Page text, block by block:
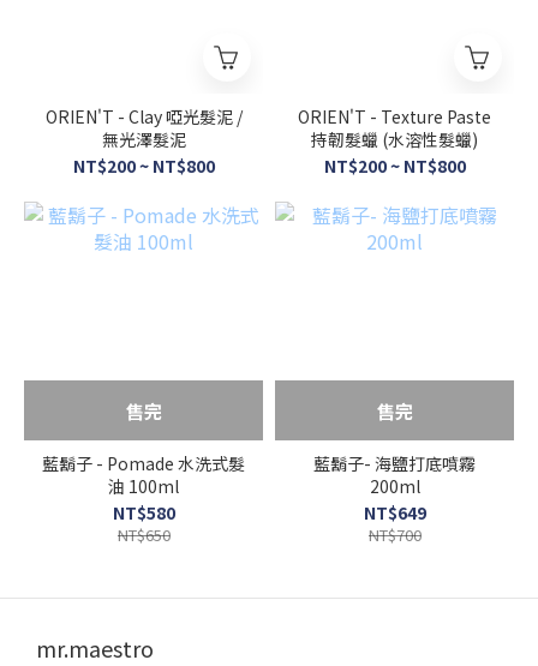
ORIEN'T - Clay 啞光髮泥 /
無光澤髮泥
NT$200 ~ NT$800
ORIEN'T - Texture Paste
持韌髮蠟 (水溶性髮蠟)
NT$200 ~ NT$800
售完
藍鬍子 - Pomade 水洗式髮
油 100ml
NT$580
NT$650
售完
藍鬍子- 海鹽打底噴霧
200ml
NT$649
NT$700
mr.maestro